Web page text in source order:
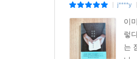
「티나지 않는 밤」의
어디에선가 ‘수진’처
필명 ‘미상(未詳)’에는
다음 소설이 기다려진다.
j****y
이
렇
는